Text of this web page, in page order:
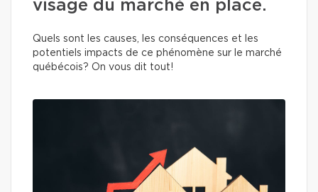
visage du marché en place.
Quels sont les causes, les conséquences et les
potentiels impacts de ce phénomène sur le marché
québécois? On vous dit tout!